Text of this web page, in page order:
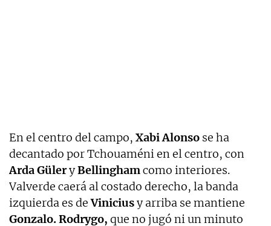
En el centro del campo, Xabi Alonso se ha
decantado por Tchouaméni en el centro, con
Arda GüleryBellinghamcomo interiores.
Valverde caerá al costado derecho, la banda
izquierda es deViniciusy arriba se mantiene
Gonzalo. Rodrygo, que no jugó ni un minuto